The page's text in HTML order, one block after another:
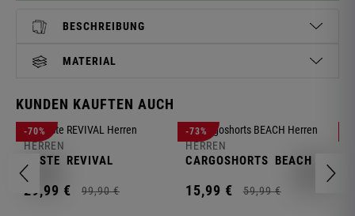
BESCHREIBUNG
MATERIAL
KUNDEN KAUFTEN AUCH
-70%
HERREN
WESTE REVIVAL
29,99 € 99,90 €
-73%
HERREN
CARGOSHORTS BEACH
15,99 € 59,99 €